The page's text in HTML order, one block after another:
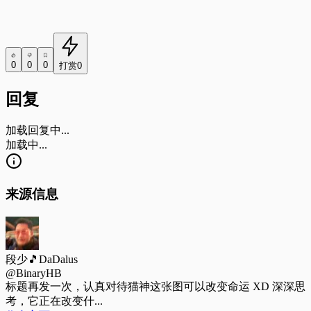
0 0 0 打赏0
回复
加载回复中...
加载中...
来源信息
段少🎵DaDalus
@BinaryHB
标题再发一次，认真对待猫神这张图可以改变命运 XD 深深思
考，它正在改变什...